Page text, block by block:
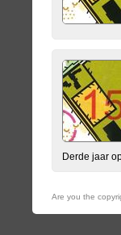
Derde jaar
Are you the